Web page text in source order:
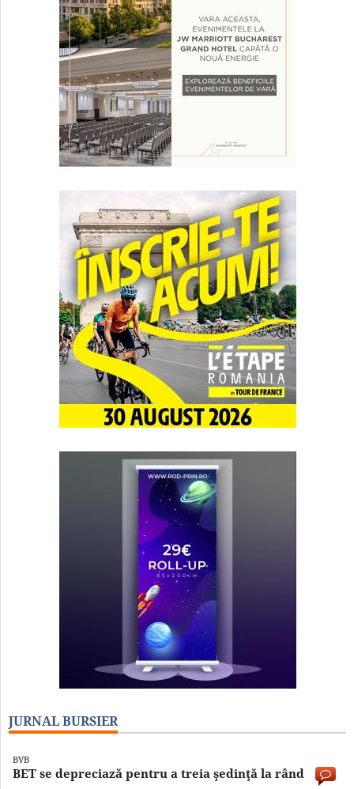
JURNAL BURSIER
BVB
BET se depreciază pentru a treia şedinţă la rând